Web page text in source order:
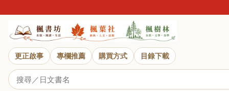
更正啟事 專欄推薦 購買方式 目錄下載